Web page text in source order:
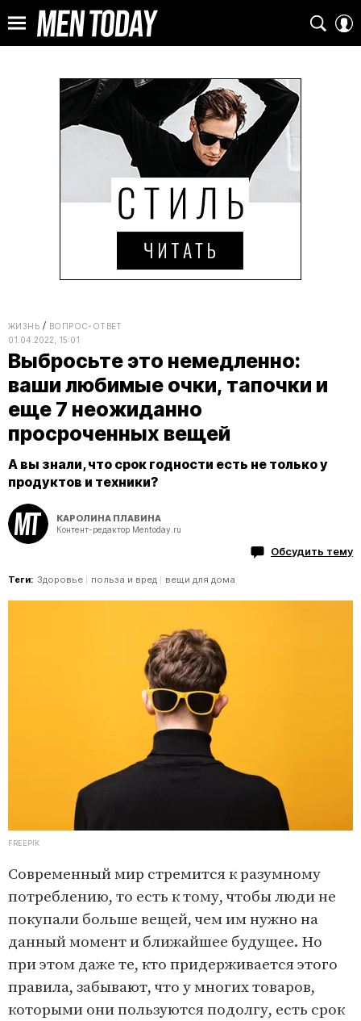
ЖИЗНЬ
ВОПРОС-ОТВЕТ
01.04.2022, 15:01
Выбросьте это немедленно:
ваши любимые очки, тапочки и
еще 7 неожиданно
просроченных вещей
А вы знали, что срок годности есть не только у
продуктов и техники?
КАРОЛИНА ПЛАВИНА
Контент-редактор Mentoday.ru
Обсудить тему
Теги: Здоровье польза и вред вещи для дома
FREEPIK
Современный мир стремится к разумному
потреблению, то есть к тому, чтобы люди не
покупали больше вещей, чем им нужно на
данный момент и ближайшее будущее. Но
при этом даже те, кто придерживается этого
правила, забывают, что у многих товаров,
которыми они пользуются подолгу, есть срок